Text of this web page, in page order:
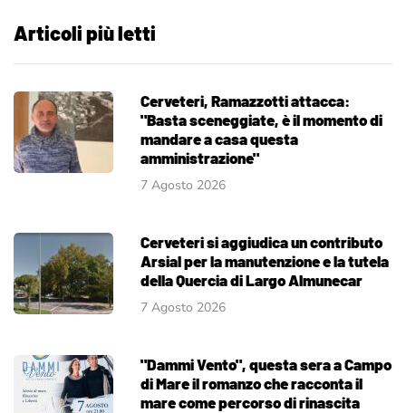
Articoli più letti
Cerveteri, Ramazzotti attacca:
"Basta sceneggiate, è il momento di
mandare a casa questa
amministrazione"
7 Agosto 2026
Cerveteri si aggiudica un contributo
Arsial per la manutenzione e la tutela
della Quercia di Largo Almunecar
7 Agosto 2026
"Dammi Vento", questa sera a Campo
di Mare il romanzo che racconta il
mare come percorso di rinascita